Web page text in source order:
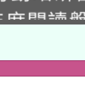
閱讀
名單